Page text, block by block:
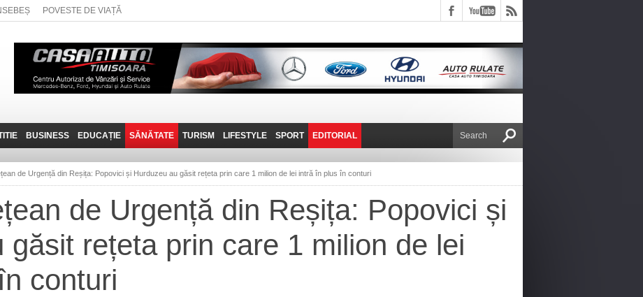
POVESTE DE VIAȚĂ
BUSINESS
JOB-URI
TEHNIT
EDUCAȚIE SĂNĂTATE TURISM
PRIN MUNȚII
BANATULUI
FANTASTICUL BANAT
TRAVEL VLOG
LIFESTYLE
POVESTE DE VIAȚĂ
SPORT EDITORIAL
DE VICTOR NAFIRU
de Urgență din Reșița: Popovici și Hurduzeu au găsit rețeta prin care 1 milion de lei intră în plus în conturi
de Urgență din Reșița: Popovici și
găsit rețeta prin care 1 milion de lei
conturi